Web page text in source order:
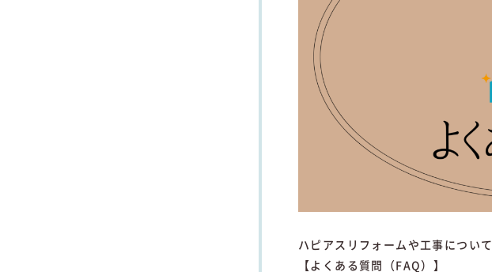
ハピアスリフォームや工事について
【よくある質問（FAQ）】